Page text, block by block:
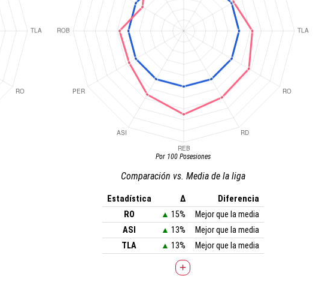
Por 100 Posesiones
Comparación vs. Media de la liga
Estadística Δ
Diferencia
RO
▲ 15%
Mejor que la media
ASI
▲ 13%
Mejor que la media
TLA
▲ 13% Mejor que la media
+